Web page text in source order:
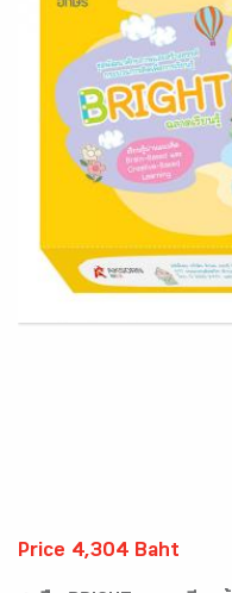
Price 4,304 Baht